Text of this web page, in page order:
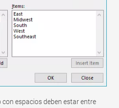
espacios deben estar entre